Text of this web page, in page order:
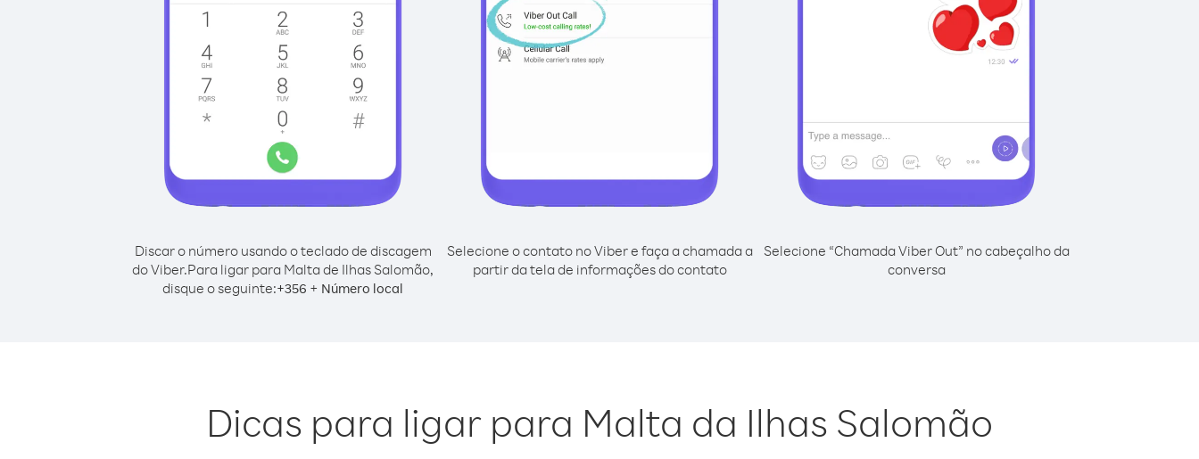
Discar o número usando o teclado de discagem
do Viber.Para ligar para Malta de Ilhas Salomão,
disque o seguinte:+356 + Número local
Selecione o contato no Viber e faça a chamada a
partir da tela de informações do contato
Selecione “Chamada Viber Out” no cabeçalho da
conversa
Dicas para ligar para Malta da Ilhas Salomão